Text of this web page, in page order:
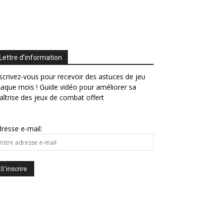
Lettre d’information
vous pour recevoir des astuces de jeu
mois ! Guide vidéo pour améliorer sa
des jeux de combat offert
e-mail: